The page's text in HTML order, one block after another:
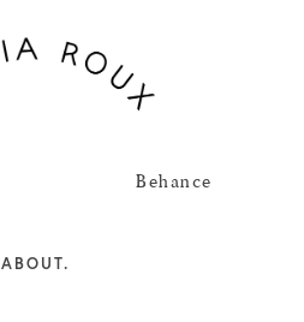
Behance
ABOUT.